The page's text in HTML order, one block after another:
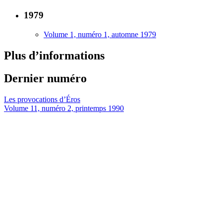
1979
Volume 1, numéro 1, automne 1979
Plus d’informations
Dernier numéro
Les provocations d’Éros
Volume 11, numéro 2, printemps 1990